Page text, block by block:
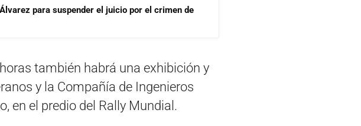
para suspender el juicio por el crimen de
también habrá una exhibición y
y la Compañía de Ingenieros
en el predio del Rally Mundial.